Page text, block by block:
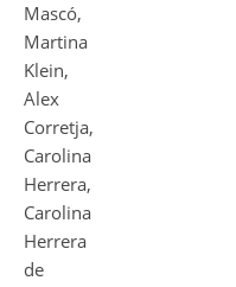
Mascó,
Martina
Klein,
Alex
Corretja,
Carolina
Herrera,
Carolina
Herrera
de